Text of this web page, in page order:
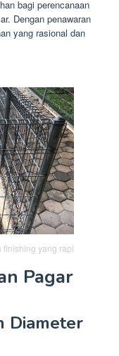
bagi perencanaan
Dengan penawaran
yang rasional dan
finishing yang rapi
Pagar
Diameter